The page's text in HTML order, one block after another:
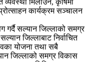
कार्यक्रम सञ्चालन
गर्दै सल्यान जिल्लाको समग्र
जिल्लाबाट निर्वाचित
योजना तथा सबै
जिल्लाको समग्र विकास